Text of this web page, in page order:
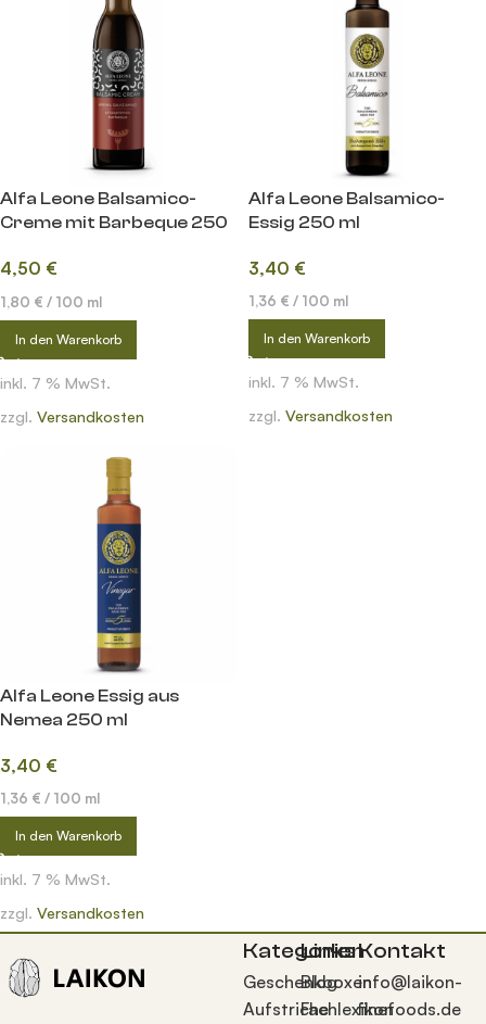
Alfa Leone Balsamico-
Creme mit Barbeque 250
4,50 €
1,80 € / 100 ml
In den Warenkorb
inkl. 7 % MwSt.
zzgl. Versandkosten
Alfa Leone Balsamico-
Essig 250 ml
3,40 €
1,36 € / 100 ml
In den Warenkorb
inkl. 7 % MwSt.
zzgl. Versandkosten
Alfa Leone Essig aus
Nemea 250 ml
3,40 €
1,36 € / 100 ml
In den Warenkorb
inkl. 7 % MwSt.
zzgl. Versandkosten
Kategorien
Geschenkboxen
Aufstriche
Links
Blog
Fachlexikon
Kontakt
info@laikon-
finefoods.de